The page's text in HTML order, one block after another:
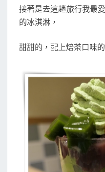
接著是去這趟旅行我最
的冰淇淋，
甜甜的，配上焙茶口味